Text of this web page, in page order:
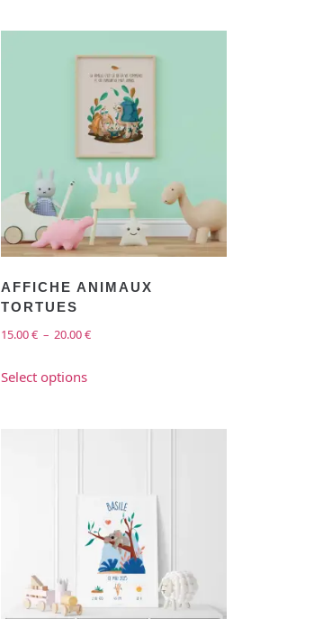
AFFICHE ANIMAUX
TORTUES
15.00€ – 20.00€
Select options